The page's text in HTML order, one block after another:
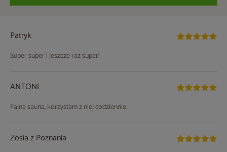
Patryk
Super super i jeszcze raz super!
ANTONI
Fajna sauna, korzystam z niej codziennie.
Zosia z Poznania